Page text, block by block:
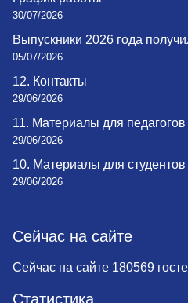
30/07/2026
Выпускники 2026 года
05/07/2026
12. Контакты
29/06/2026
11. Материалы для педагогов
29/06/2026
10. Материалы для студентов
29/06/2026
Сейчас на сайте
Сейчас на сайте 180569
Статистика